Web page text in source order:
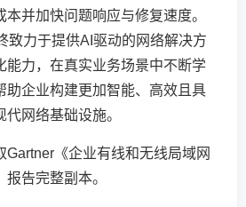
并加快问题响应与修复速度。
致力于提供AI驱动的网络解决方
能力，在真实业务场景中不断学
助企业构建更加智能、高效且具
网络基础设施。
Gartner《企业有线和无线局域网
告完整副本。